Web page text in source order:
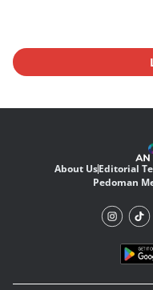
About UsEditorial
Pedoman